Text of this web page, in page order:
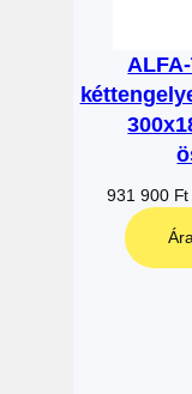
931 900 Ft